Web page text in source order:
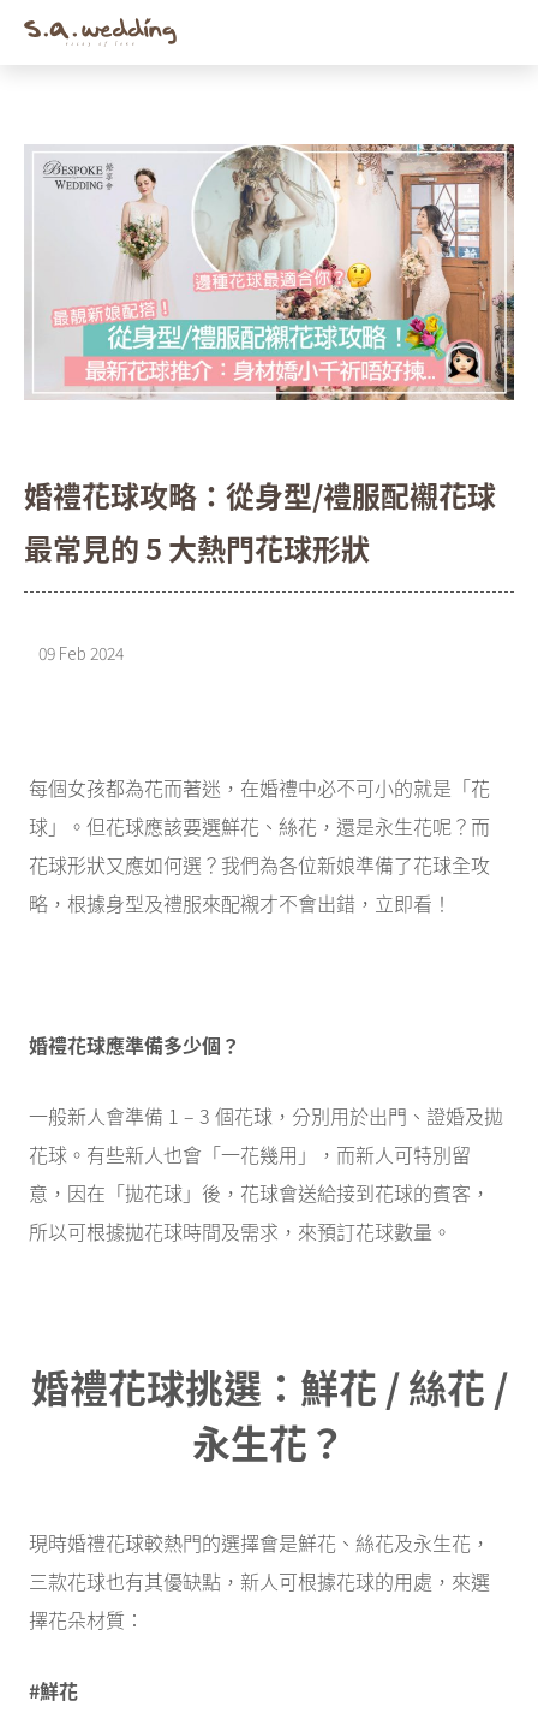
Skip
婚禮花球攻略：從身型/禮服配襯花球
最常見的 5 大熱門花球形狀
09 Feb 2024
每個女孩都為花而著迷，在婚禮中必不可小的就是「花
球」。但花球應該要選鮮花、絲花，還是永生花呢？而
花球形狀又應如何選？我們為各位新娘準備了花球全攻
略，根據身型及禮服來配襯才不會出錯，立即看！
婚禮花球應準備多少個？
一般新人會準備 1 – 3 個花球，分別用於出門、證婚及拋
花球。有些新人也會「一花幾用」，而新人可特別留
意，因在「拋花球」後，花球會送給接到花球的賓客，
所以可根據拋花球時間及需求，來預訂花球數量。
婚禮花球挑選：鮮花 / 絲花 /
永生花？
現時婚禮花球較熱門的選擇會是鮮花、絲花及永生花，
三款花球也有其優缺點，新人可根據花球的用處，來選
擇花朵材質：
#鮮花